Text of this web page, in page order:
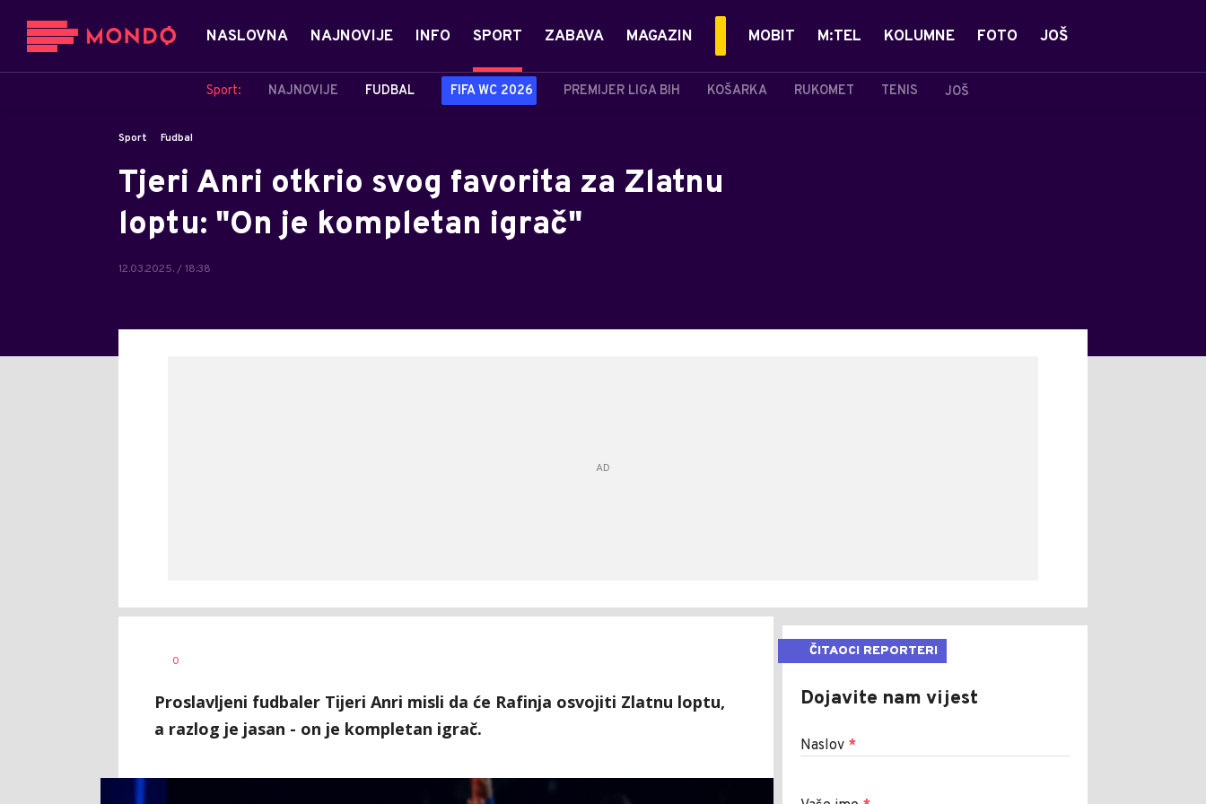
NASLOVNA NAJNOVIJE INFO SPORT
Sport: NAJNOVIJE FUDBAL FIFA WC 2026 PREMIJER LIGA BIH KOŠARKA RUKOMET TENIS JOŠ
ZABAVA MAGAZIN MOBIT M:TEL KOLUMNE FOTO JOŠ
Sport Fudbal
Tjeri Anri otkrio svog favorita za Zlatnu
loptu: "On je kompletan igrač"
12.03.2025. / 18:38
AUTOR
0
Proslavljeni fudbaler Tijeri Anri misli da će Rafinja osvojiti Zlatnu loptu,
a razlog je jasan - on je kompletan igrač.
ČITAOCI REPORTERI
Dojavite nam vijest
Naslov *